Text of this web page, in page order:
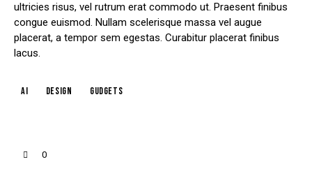
ultricies risus, vel rutrum erat commodo ut. Praesent finibus
congue euismod. Nullam scelerisque massa vel augue
placerat, a tempor sem egestas. Curabitur placerat finibus
lacus.
AI Design Gudgets
0